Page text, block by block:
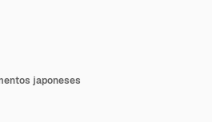
japoneses